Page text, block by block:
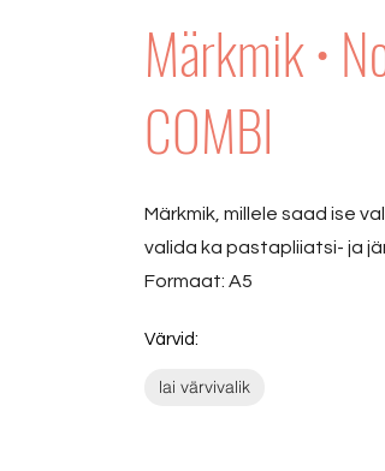
Märkmik •
COMBI
Märkmik, millele saad ise
valida ka pastapliiatsi- ja
Formaat: A5
Värvid:
lai värvivalik